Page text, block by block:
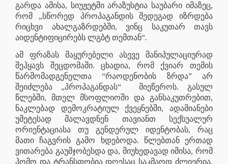
გარდა ამისა, სიუჟეტში არაზუსტია საუბარი იმაზეც,
რომ „სწორედ პროპაგანდის შედეგად იზრდება
რიცხვი ახალგაზრდებში, ვინც საკუთარ თავს
აიდენტიფიცირებს ლგბტ თემთან“.
ამ ფრაზას მაყურებელი ასევე მანიპულაციურად
შეჰყავს შეცდომაში. ცხადია, რომ ქვიარ თემის
წარმომადგენელთა “რაოდენობის ზრდა” არ
შეიძლება „პროპაგანდას“
მიეწეროს. გასულ
წლებში, მთელ მსოფლიოში და განსაკუთრებით,
ნაკლებად დემოკრატიულ ქვეყნებში, ადამიანები
უმეტესად მალავდნენ თავიანთ სექსუალურ
ორიენტაციასა თუ გენდერულ იდენტობას, რაც
მათი ჩაგვრის გამო ხდებოდა. წლებთან ერთად
ვითარება გაუმჯობესდა და, მიუხედავად იმისა, რომ
ჰომო და ტრანსფობია დღესაც საკმაოდ ძლიერია,